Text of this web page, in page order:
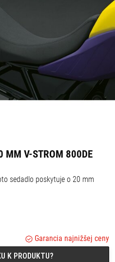
MM V-STROM 800DE
sedadlo poskytuje o 20 mm
Garancia najnižšej ceny
K PRODUKTU?